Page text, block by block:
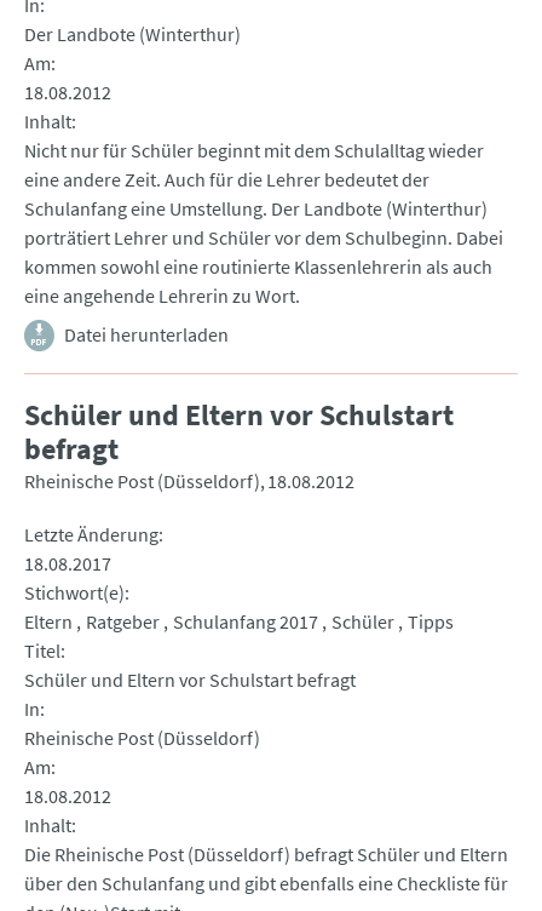
In
Der Landbote (Winterthur)
Am
18.08.2012
Inhalt
Nicht nur für Schüler beginnt mit dem Schulalltag wieder
eine andere Zeit. Auch für die Lehrer bedeutet der
Schulanfang eine Umstellung. Der Landbote (Winterthur)
porträtiert Lehrer und Schüler vor dem Schulbeginn. Dabei
kommen sowohl eine routinierte Klassenlehrerin als auch
eine angehende Lehrerin zu Wort.
Datei herunterladen
Schüler und Eltern vor Schulstart
befragt
Rheinische Post (Düsseldorf) 18.08.2012
Letzte Änderung
18.08.2017
Stichwort(e)
Eltern
Ratgeber Schulanfang 2017 Schüler Tipps
Titel
Schüler und Eltern vor Schulstart befragt
In
Rheinische Post (Düsseldorf)
Am
18.08.2012
Inhalt
Die Rheinische Post (Düsseldorf) befragt Schüler und Eltern
über den Schulanfang und gibt ebenfalls eine Checkliste für